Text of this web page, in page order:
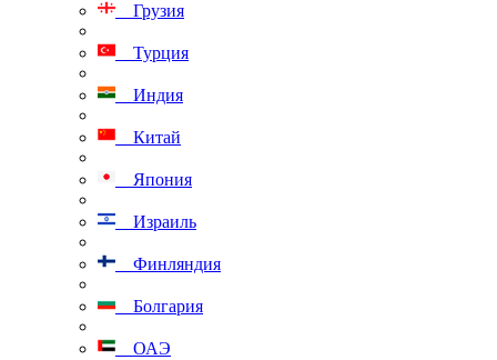
Грузия
Турция
Индия
Китай
Япония
Израиль
Финляндия
Болгария
ОАЭ